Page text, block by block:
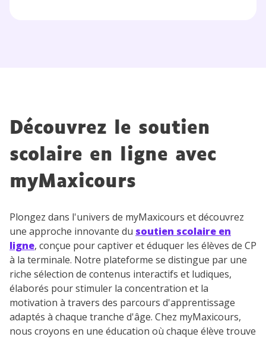
Découvrez le soutien
scolaire en ligne avec
myMaxicours
Plongez dans l'univers de myMaxicours et découvrez
une approche innovante du soutien scolaire en
ligne, conçue pour captiver et éduquer les élèves de CP
à la terminale. Notre plateforme se distingue par une
riche sélection de contenus interactifs et ludiques,
élaborés pour stimuler la concentration et la
motivation à travers des parcours d'apprentissage
adaptés à chaque tranche d'âge. Chez myMaxicours,
nous croyons en une éducation où chaque élève trouve